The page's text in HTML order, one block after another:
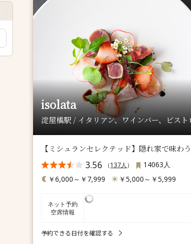
isolata
淀屋橋駅 / イタリアン、ワインバー、ビスト
【ミシュランセレクテッド】隠れ家で味
3.56 （137人 ）
14063人
￥6,000～￥7,999
￥5,000～￥5,999
ネット予約
空席情報
予約できる日付を確認する